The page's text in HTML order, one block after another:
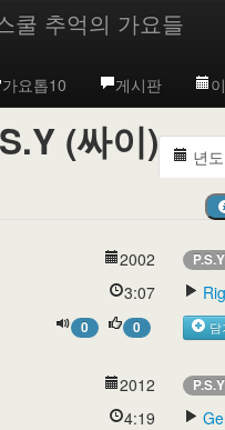
쿨 추억의 가요들
가요톱10 게시판
(싸이) 년
2002
3:07
0 0 담
2012
4:19